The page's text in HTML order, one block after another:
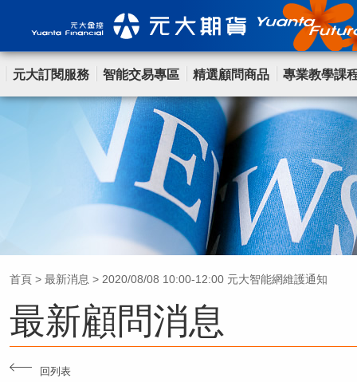
元大訂閱服務 智能交易專區 精選顧問商品 專業教學課
首頁 > 最新消息 > 2020/08/08 10:00-12:00 元大智能網維護通知
最新顧問消息
回列表